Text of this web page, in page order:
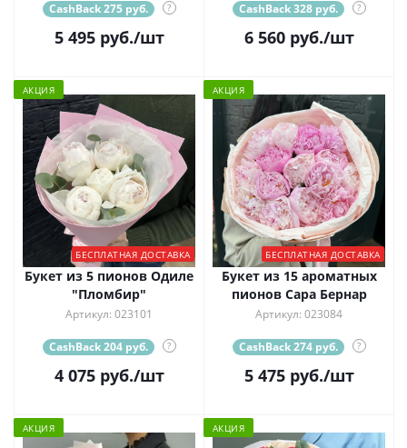
CashBack 275 руб. ?
5 495руб./шт
CashBack 328 руб. ?
6 560руб./шт
АКЦИЯ
БЕСПЛАТНАЯ ДОСТАВКА
Букет из 5 пионов Одиле
"Пломбир"
Артикул: 023101
CashBack 204 руб. ?
4 075руб./шт
АКЦИЯ
БЕСПЛАТНАЯ ДОСТАВКА
Букет из 15 ароматных
пионов Сара Бернар
Артикул: 023084
CashBack 274 руб. ?
5 475руб./шт
АКЦИЯ АКЦИЯ